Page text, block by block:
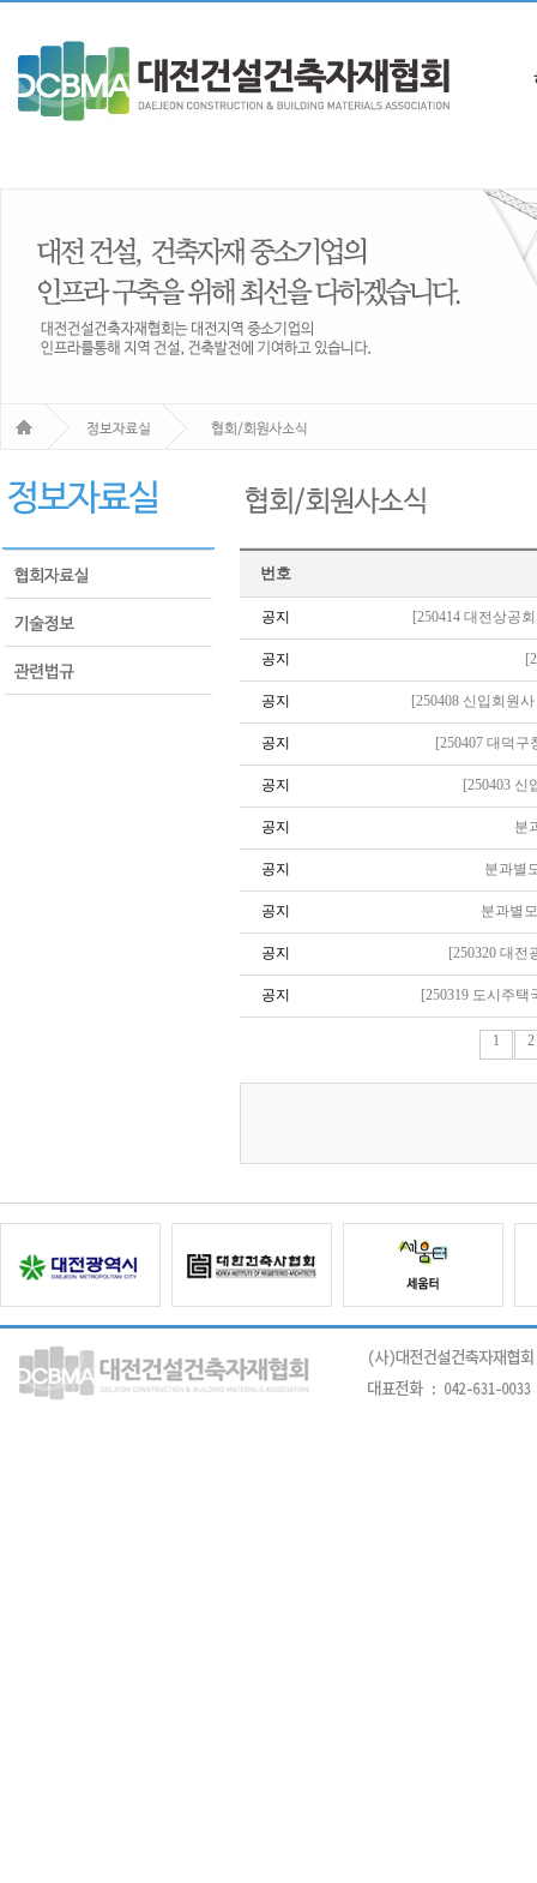
번호
공지 [250414 대전상공
공지
공지 [250408 신입회원
공지 [250407 대덕
공지 [250403
공지 분
공지 분과별
공지 분과별
공지 [250320 대
공지 [250319 도시주
1 2